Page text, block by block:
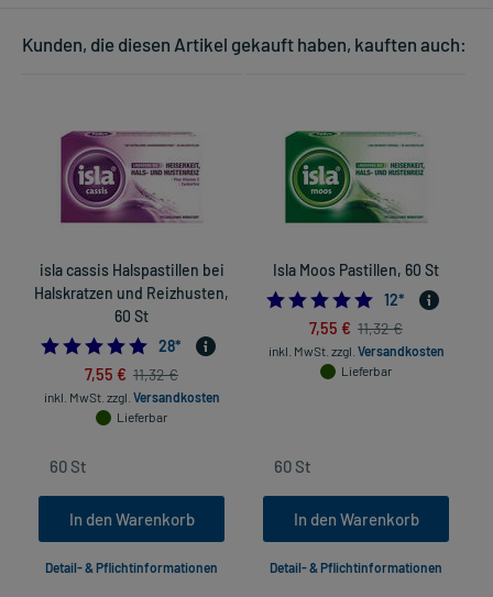
Kunden, die diesen Artikel gekauft haben, kauften auch:
isla cassis Halspastillen bei
Halskratzen und Reizhusten,
60 St
4.928571428571429
28*
7,55 € 11,32 €
inkl. MwSt. zzgl. Versandkosten
Lieferbar
In den Warenkorb
Detail- & Pflichtinformationen
Isla Moos Pastillen, 60 St
4.75
12*
7,55 € 11,32 €
inkl. MwSt. zzgl. Versandkosten
Lieferbar
In den Warenkorb
Detail- & Pflichtinformationen